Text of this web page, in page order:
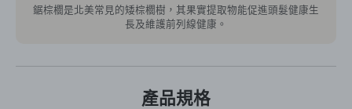
鋸棕櫚是北美常見的矮棕櫚樹，其果實提取物能促進頭髮健康生
長及維護前列線健康。
產品規格